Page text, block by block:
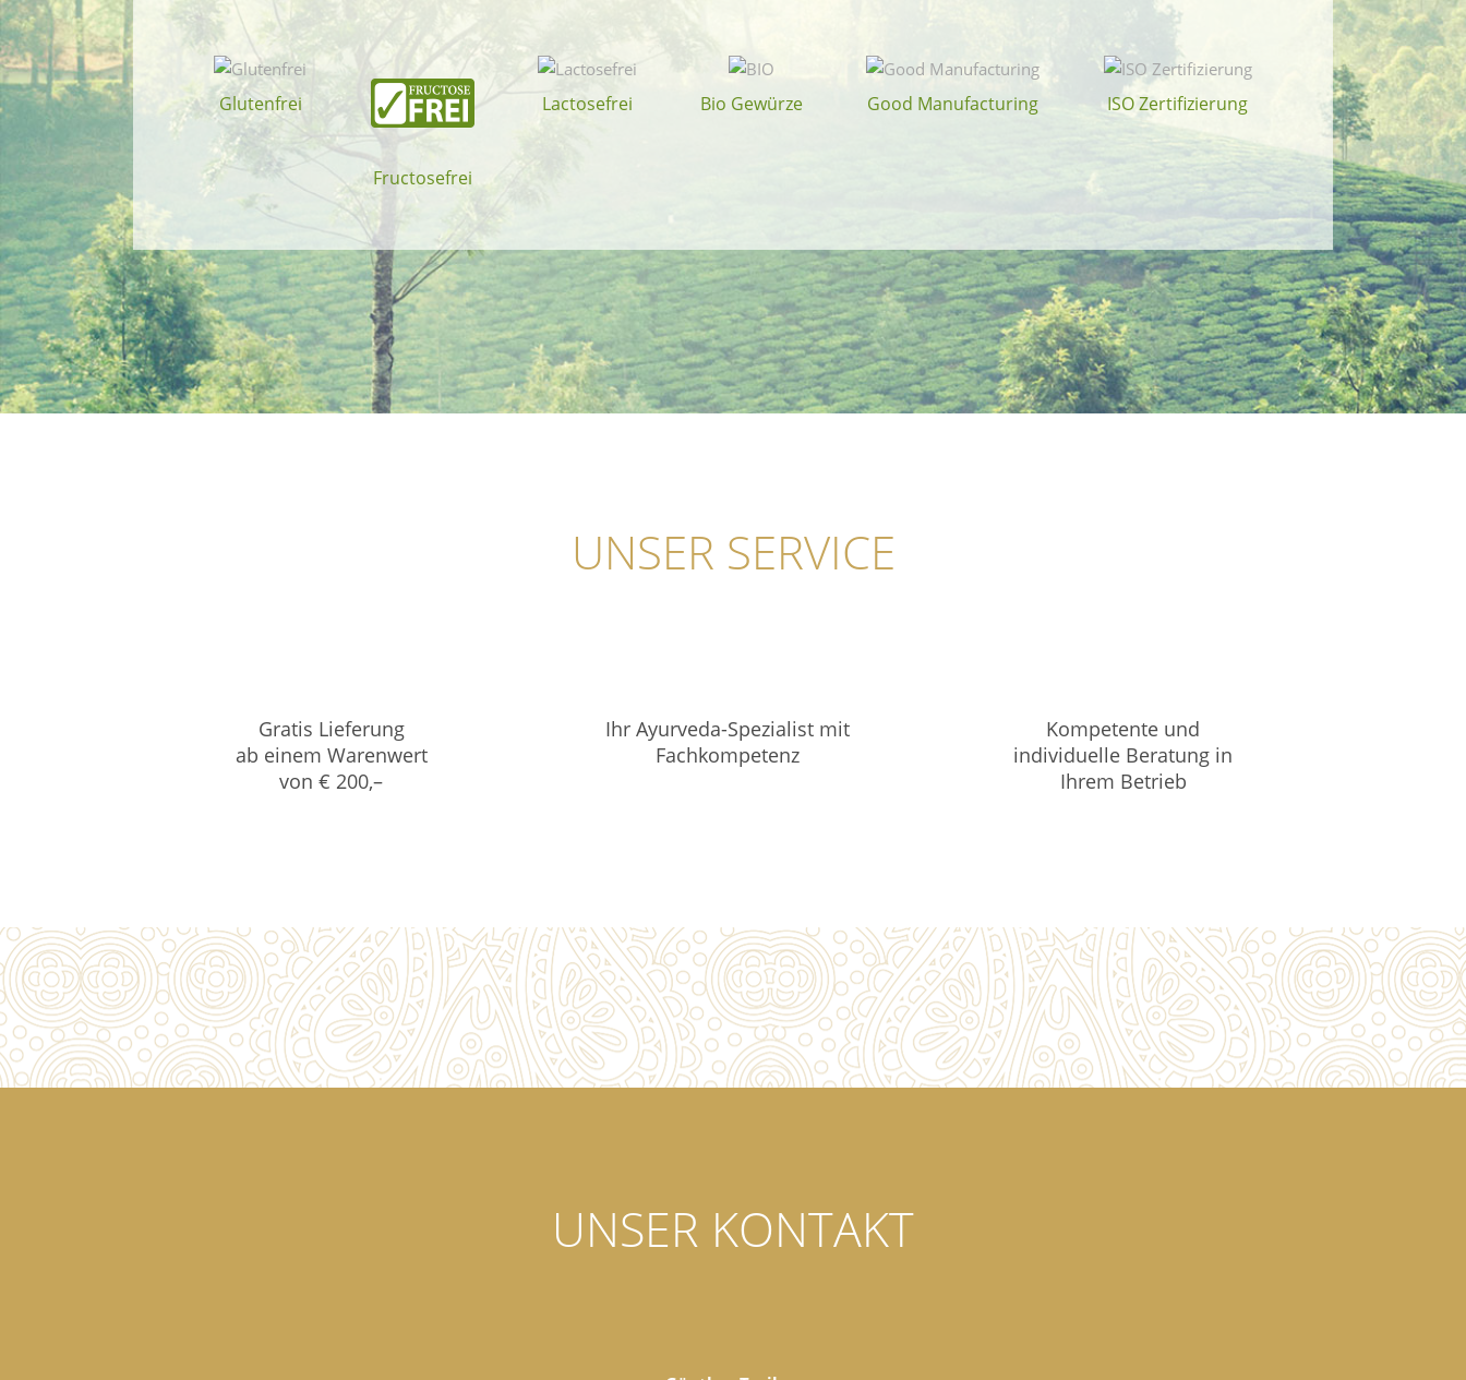
Glutenfrei
Fructosefrei
Lactosefrei Bio Gewürze Good Manufacturing ISO Zertifizierung
UNSER SERVICE
Gratis Lieferung
ab einem Warenwert
von € 200,–
Ihr Ayurveda-Spezialist mit
Fachkompetenz
Kompetente und
individuelle Beratung in
Ihrem Betrieb
UNSER KONTAKT